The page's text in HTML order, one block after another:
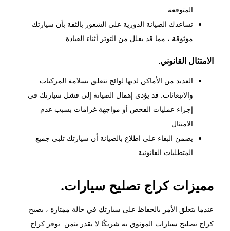
المتوقعة.
تساعدك الصيانة الدورية على الشعور بالثقة بأن سيارتك
موثوقة ، مما قد يقلل من التوتر أثناء القيادة.
الامتثال القانوني.
العديد من الأماكن لديها لوائح تتعلق بسلامة المركبات
والانبعاثات. قد يؤدي إهمال الصيانة إلى فشل سيارتك في
إجراء عمليات الفحص أو مواجهة غرامات بسبب عدم
الامتثال.
يضمن البقاء على اطلاع بالصيانة أن سيارتك تلبي جميع
المتطلبات القانونية.
مميزاتكراج تصليح سيارات.
عندما يتعلق الأمر بالحفاظ على سيارتك في حالة ممتازة ، يصبح
كراج تصليح سيارات الموثوق به شريكًا لا يقدر بثمن. توفر كراج